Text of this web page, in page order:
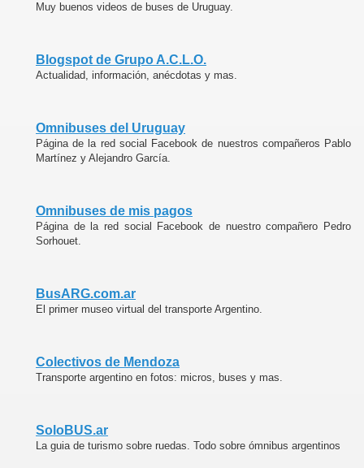
Muy buenos videos de buses de Uruguay.
Blogspot de Grupo A.C.L.O.
Actualidad, información, anécdotas y mas.
Omnibuses del Uruguay
Página de la red social Facebook de nuestros compañeros Pablo
Martínez y Alejandro García.
Omnibuses de mis pagos
Página de la red social Facebook de nuestro compañero Pedro
Sorhouet.
BusARG.com.ar
El primer museo virtual del transporte Argentino.
Colectivos de Mendoza
Transporte argentino en fotos: micros, buses y mas.
SoloBUS.ar
La guia de turismo sobre ruedas. Todo sobre ómnibus argentinos